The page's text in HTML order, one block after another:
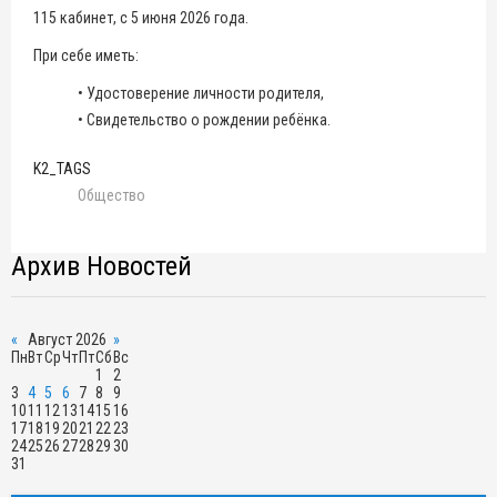
115 кабинет, с 5 июня 2026 года.
При себе иметь:
• Удостоверение личности родителя,
• Свидетельство о рождении ребёнка.
K2_TAGS
Общество
Архив Новостей
« Август 2026 »
ПнВтСрЧтПтСб Вс
1
2
3 4 5 6 7 8
9
1011 1213141516
1718192021 2223
24252627282930
31